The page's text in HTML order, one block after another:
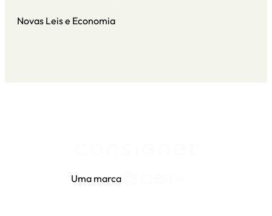
Novas Leis e Economia
Uma marca